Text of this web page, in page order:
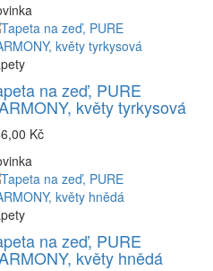
na zeď, PURE
květy tyrkysová
Kč
na zeď, PURE
květy hnědá